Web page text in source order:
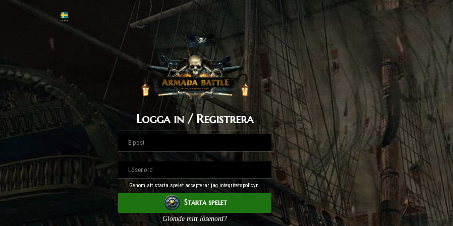
Logga in / Registrera
Genom att starta spelet accepterar jag integritetspolicyn.
Starta spelet
Glömde mitt lösenord?